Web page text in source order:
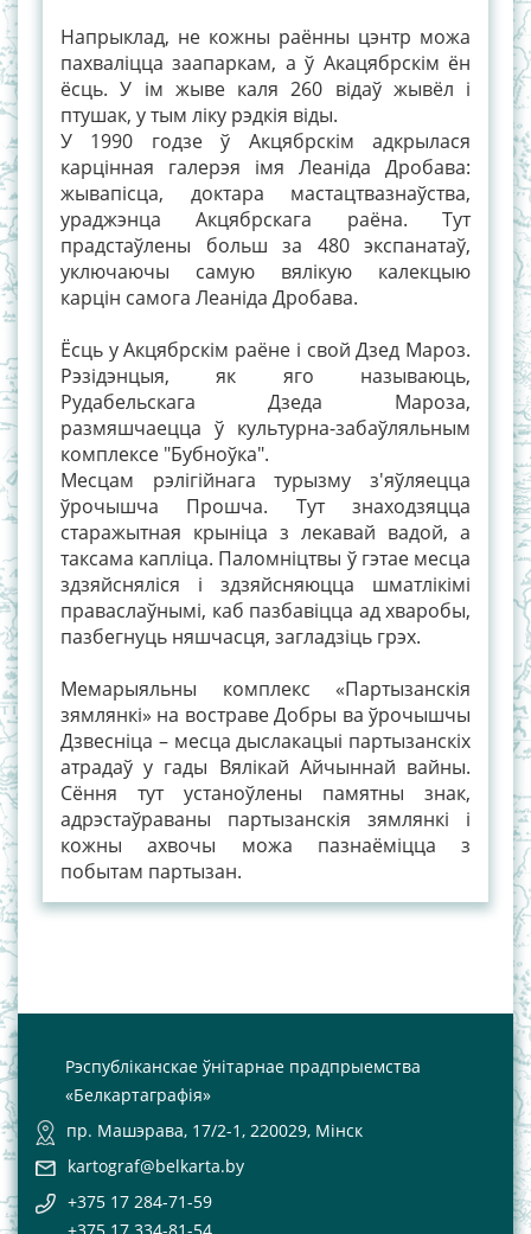
Напрыклад, не кожны раённы цэнтр можа
пахваліцца заапаркам, а ў Акацябрскім ён
ёсць. У ім жыве каля 260 відаў жывёл і
птушак, у тым ліку рэдкія віды.
У 1990 годзе ў Акцябрскім адкрылася
карцінная галерэя імя Леаніда Дробава:
жывапісца, доктара мастацтвазнаўства,
ураджэнца Акцябрскага раёна. Тут
прадстаўлены больш за 480 экспанатаў,
уключаючы самую вялікую калекцыю
карцін самога Леаніда Дробава.
Ёсць у Акцябрскім раёне і свой Дзед Мароз.
Рэзідэнцыя, як яго называюць,
Рудабельскага Дзеда Мароза,
размяшчаецца ў культурна-забаўляльным
комплексе "Бубноўка".
Месцам рэлігійнага турызму з'яўляецца
ўрочышча Прошча. Тут знаходзяцца
старажытная крыніца з лекавай вадой, а
таксама капліца. Паломніцтвы ў гэтае месца
здзяйсняліся і здзяйсняюцца шматлікімі
праваслаўнымі, каб пазбавіцца ад хваробы,
пазбегнуць няшчасця, загладзіць грэх.
Мемарыяльны комплекс «Партызанскія
зямлянкі» на востраве Добры ва ўрочышчы
Дзвесніца – месца дыслакацыі партызанскіх
атрадаў у гады Вялікай Айчыннай вайны.
Сёння тут устаноўлены памятны знак,
адрэстаўраваны партызанскія зямлянкі і
кожны ахвочы можа пазнаёміцца з
побытам партызан.
Рэспубліканскае ўнітарнае прадпрыемства
«Белкартаграфія»
пр. Машэрава, 17/2-1, 220029, Мінск
kartograf@belkarta.by
+375 17 284-71-59